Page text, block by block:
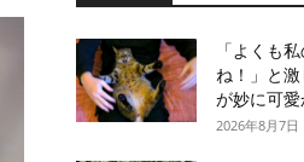
「よくも
ね！」と
が妙に可愛
2026年8月7日